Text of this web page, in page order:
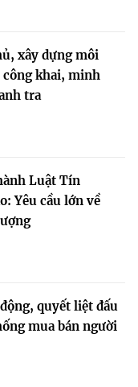
xây dựng môi
khai, minh
tra
Luật Tín
Yêu cầu lớn về
quyết liệt đấu
mua bán người